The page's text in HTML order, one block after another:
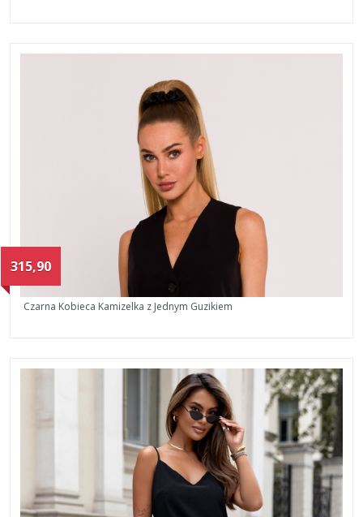
315,90
Czarna Kobieca Kamizelka z Jednym Guzikiem